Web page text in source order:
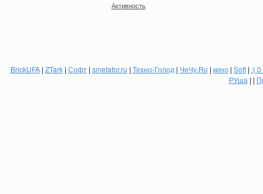
Активность
BrickUFA| ZTark| Софт| smetafor.ru | Техно-Голод | ЧеЧу.Ru | кино| Soft| :(
РУша | |